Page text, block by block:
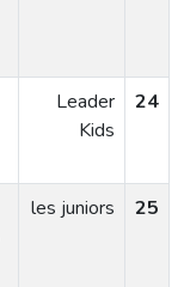
24
Leader
Kids
25
les juniors